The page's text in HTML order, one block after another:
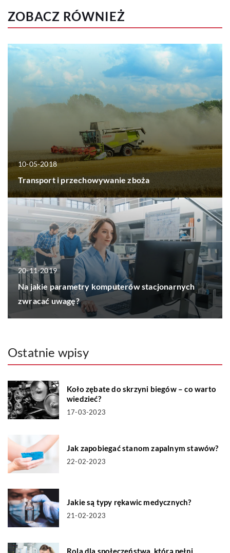
ZOBACZ RÓWNIEŻ
10-05-2018
Transport i przechowywanie zboża
20-11-2019
Na jakie parametry komputerów stacjonarnych
zwracać uwagę?
Ostatnie wpisy
Koło zębate do skrzyni biegów – co warto
wiedzieć?
17-03-2023
Jak zapobiegać stanom zapalnym stawów?
22-02-2023
Jakie są typy rękawic medycznych?
21-02-2023